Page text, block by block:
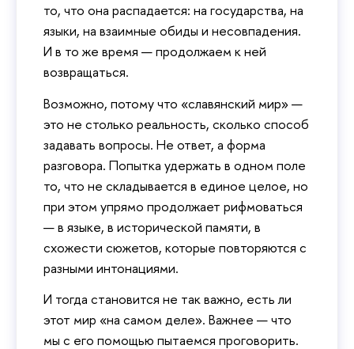
то, что она распадается: на государства, на
языки, на взаимные обиды и несовпадения.
И в то же время — продолжаем к ней
возвращаться.
Возможно, потому что «славянский мир» —
это не столько реальность, сколько способ
задавать вопросы. Не ответ, а форма
разговора. Попытка удержать в одном поле
то, что не складывается в единое целое, но
при этом упрямо продолжает рифмоваться
— в языке, в исторической памяти, в
схожести сюжетов, которые повторяются с
разными интонациями.
И тогда становится не так важно, есть ли
этот мир «на самом деле». Важнее — что
мы с его помощью пытаемся проговорить.